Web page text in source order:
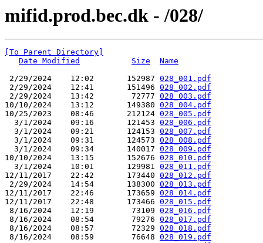
mifid.prod.bec.dk - /028/
[To Parent Directory]
Date Modified
Size
Name
2/29/2024    12:02       152987 028_001.pdf
2/29/2024    12:41       151496 028_002.pdf
2/29/2024    13:42        72777 028_003.pdf
10/10/2024    13:12       149380 028_004.pdf
10/25/2023    08:46       212124 028_005.pdf
3/1/2024    09:16       121453 028_006.pdf
3/1/2024    09:21       124153 028_007.pdf
3/1/2024    09:31       124573 028_008.pdf
3/1/2024    09:34       140017 028_009.pdf
10/10/2024    13:15       152676 028_010.pdf
3/1/2024    10:01       129981 028_011.pdf
12/11/2017    22:42       173440 028_012.pdf
2/29/2024    14:54       138300 028_013.pdf
12/11/2017    22:46       173659 028_014.pdf
12/11/2017    22:48       173466 028_015.pdf
8/16/2024    12:19        73109 028_016.pdf
8/16/2024    08:54        79276 028_017.pdf
8/16/2024    08:57        72329 028_018.pdf
8/16/2024    08:59        76648 028_019.pdf